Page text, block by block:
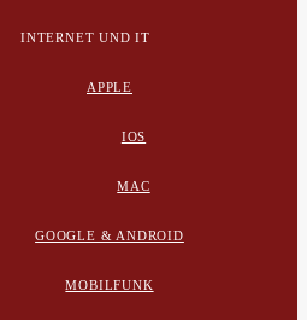
INTERNET UND IT
APPLE
IOS
MAC
GOOGLE & ANDROID
MOBILFUNK